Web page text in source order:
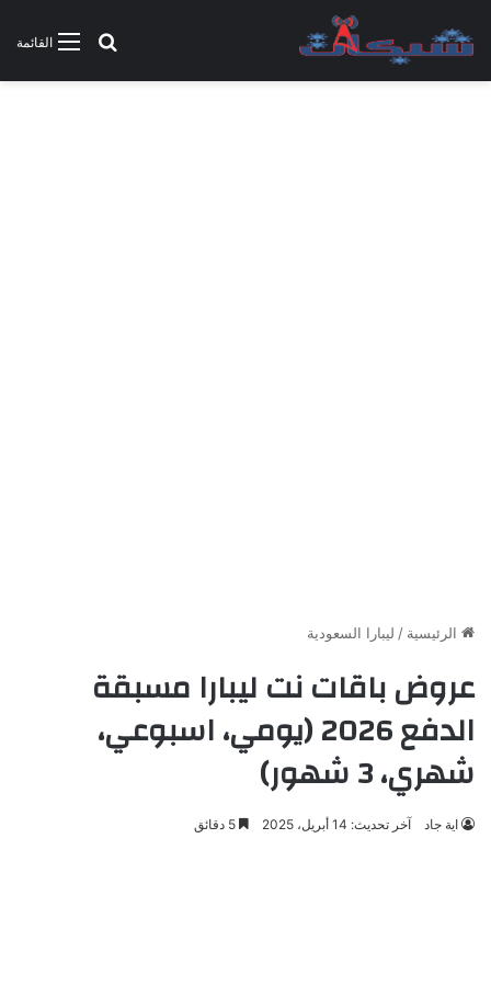
القائمةبحث عن
الرئيسية / ليبارا السعودية
عروض باقات نت ليبارا مسبقة
الدفع 2026 (يومي، اسبوعي،
شهري، 3 شهور)
اية جاد آخر تحديث: 14 أبريل، 2025